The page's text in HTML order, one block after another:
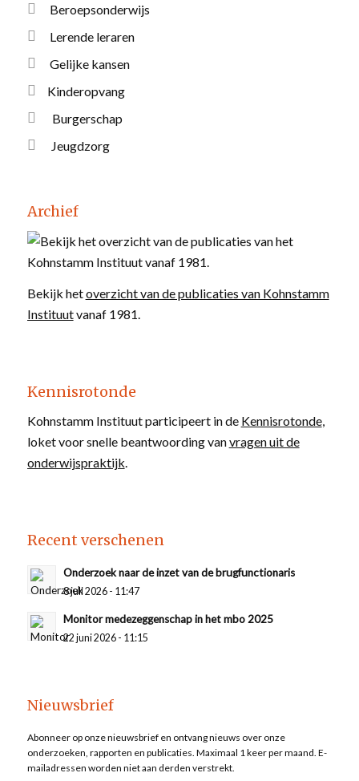
Beroepsonderwijs
Lerende leraren
Gelijke kansen
Kinderopvang
Burgerschap
Jeugdzorg
Archief
Bekijk hetoverzicht van de publicaties van Kohnstamm
Instituutvanaf 1981.
Kennisrotonde
Kohnstamm Instituut participeert in de Kennisrotonde,
loket voor snelle beantwoording vanvragen uit de
onderwijspraktijk.
Recent verschenen
Onderzoek naar de inzet van de brugfunctionaris
8 juli 2026 - 11:47
Monitor medezeggenschap in het mbo 2025
22 juni 2026 - 11:15
Nieuwsbrief
Abonneer op onze nieuwsbrief en ontvang nieuws over onze
onderzoeken, rapporten en publicaties. Maximaal 1 keer per maand. E-
mailadressen worden niet aan derden verstrekt.